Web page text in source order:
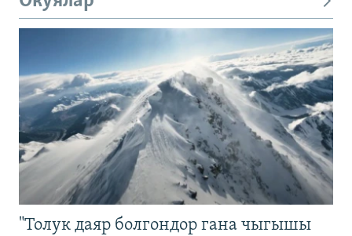
"Толук даяр болгондор гана чыгышы